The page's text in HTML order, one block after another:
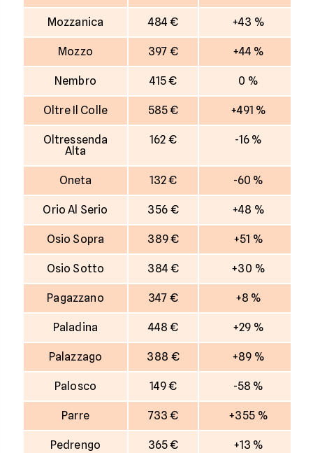
Mozzanica 484 € +43 %
Mozzo 397 € +44 %
Nembro 415 € 0 %
Oltre Il Colle 585 € +491 %
Oltressenda
Alta
162 € -16 %
Oneta 132 € -60 %
Orio Al Serio 356 € +48 %
Osio Sopra 389 € +51 %
Osio Sotto 384 € +30 %
Pagazzano 347 € +8 %
Paladina 448 € +29 %
Palazzago 388 € +89 %
Palosco 149 € -58 %
Parre 733 € +355 %
Pedrengo 365 € +13 %